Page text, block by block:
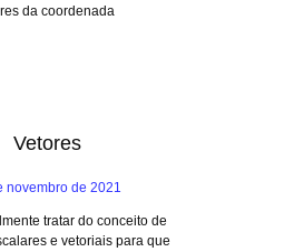
da coordenada
Vetores
novembro de 2021
tratar do conceito de
e vetoriais para que